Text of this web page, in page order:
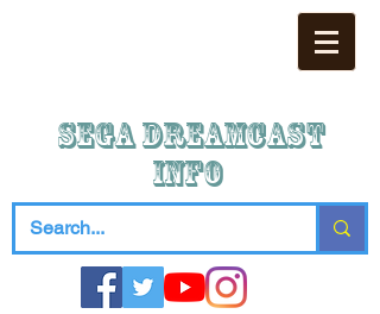
SEGA DREAMCAST
iNFO